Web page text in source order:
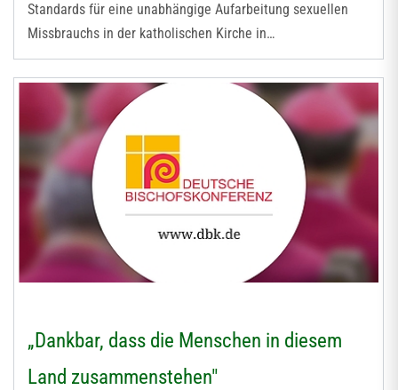
Standards für eine unabhängige Aufarbeitung sexuellen
Missbrauchs in der katholischen Kirche in…
„Dankbar, dass die Menschen in diesem
Land zusammenstehen"